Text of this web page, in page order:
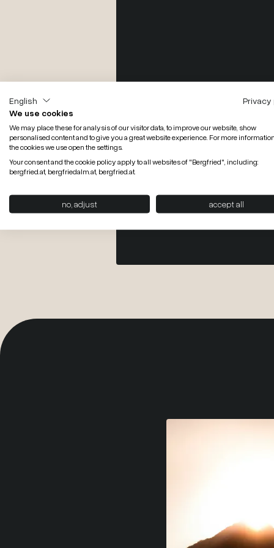
Wandern im
Skifahren im
Erleben Sie im Sommer
Wanderwege unter tiefblauem
Pistenkilometer bis auf 3250 Meter
English
Privacy
We use cookies
We may place these for analysis of our visitor data, to improve our website, show
personalised content and to give you a great website experience. For more
the cookies we use open the settings.
Your consent and the cookie policy apply to all websites of "Bergfried", including:
bergfried.at, bergfriedalm.at, bergfried.at.
no, adjust accept all